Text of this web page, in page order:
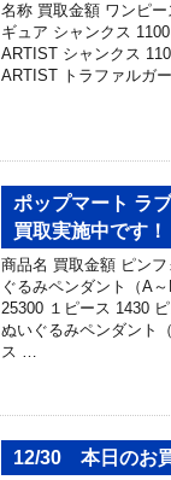
名称 買取金額 ワンピ
ギュア シャンクス
ARTIST シャンクス
ARTIST トラファルガ
ポップマート ラ
買取実施中です！
商品名 買取金額 ピン
ぐるみペンダント（A
25300 １ピース 1430
ぬいぐるみペンダント
ス …
12/30 本日のお